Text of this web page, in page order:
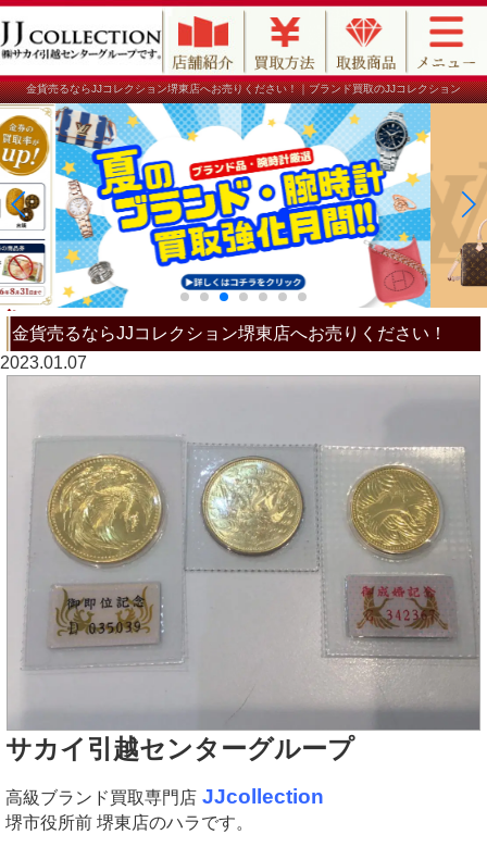
金貨売るならJJコレクション堺東店へお売りください！｜ブランド買取のJJコレクション
金貨売るならJJコレクション堺東店へお売りください！
2023.01.07
サカイ引越センターグループ
高級ブランド買取専門店 JJcollection
堺市役所前 堺東店のハラです。